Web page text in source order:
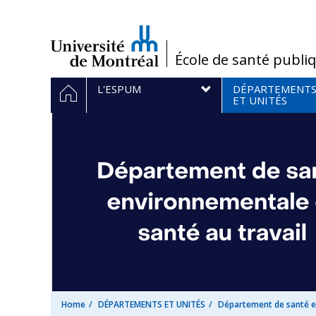
/École de santé
Navigation
principale
HOMEL'ESPUM
DÉPARTEMENTS
ET UNITÉS
Home DÉPARTEMENTS ET UNITÉS Département de santé